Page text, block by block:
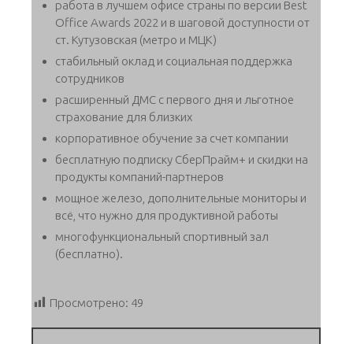
работа в лучшем офисе страны по версии Best
Office Awards 2022 и в шаговой доступности от
ст. Кутузовская (метро и МЦК)
стабильный оклад и социальная поддержка
сотрудников
расширенный ДМС с первого дня и льготное
страхование для близких
корпоративное обучение за счет компании
бесплатную подписку СберПрайм+ и скидки на
продукты компаний-партнеров
мощное железо, дополнительные мониторы и
всё, что нужно для продуктивной работы
многофункциональный спортивный зал
(бесплатно).
Просмотрено: 49